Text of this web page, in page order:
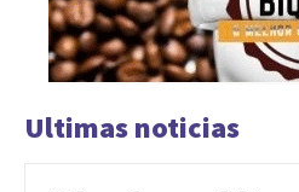
Ultimas noticias